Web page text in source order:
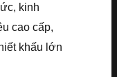
kinh
cao cấp,
khấu lớn